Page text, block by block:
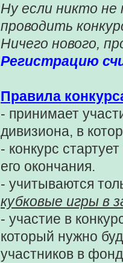
Ну если никто не
проводить
Ничего нового,
Регистрацию
Правила
- принимает
дивизиона, в
- конкурс
его окончания.
- учитываются
кубковые игры в
- участие в
который нужно
участников в